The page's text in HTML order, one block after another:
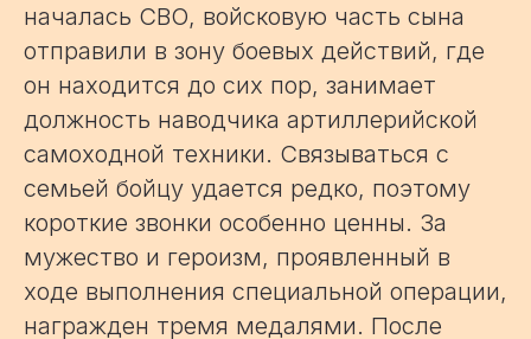
началась СВО, войсковую часть сына
отправили в зону боевых действий, где
он находится до сих пор, занимает
должность наводчика артиллерийской
самоходной техники. Связываться с
семьей бойцу удается редко, поэтому
короткие звонки особенно ценны. За
мужество и героизм, проявленный в
ходе выполнения специальной операции,
награжден тремя медалями. После